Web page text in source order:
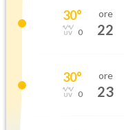
30°
0
ore
22
30°
0
ore
23